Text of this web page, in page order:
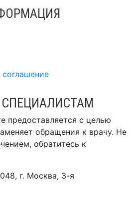
соглашение
СПЕЦИАЛИСТАМ
предоставляется с целью
обращения к врачу. Не
обратитесь к
г. Москва, 3-я